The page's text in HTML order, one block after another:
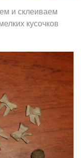
и склеиваем
кусочков